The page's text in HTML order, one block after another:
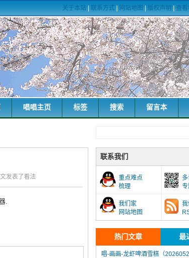
关于本站 联系方式 网站地图 版权声明 查看
唱唱主页 标签 搜索 留言本
发表了看法
.
联系我们
重点难点
梳理
我们家
网站地图
热门文章 最
唱-画画-龙虾啤酒雪糕（